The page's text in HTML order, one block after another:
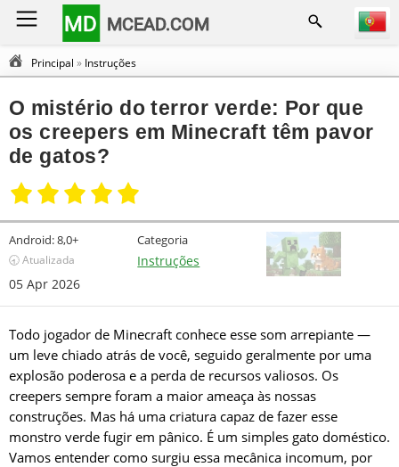
MD MCEAD.COM
Principal » Instruções
O mistério do terror verde: Por que
os creepers em Minecraft têm pavor
de gatos?
Android:8,0+
🕣 Atualizada
05 Apr 2026
Categoria
Instruções
Todo jogador de Minecraft conhece esse som arrepiante —
um leve chiado atrás de você, seguido geralmente por uma
explosão poderosa e a perda de recursos valiosos. Os
creepers sempre foram a maior ameaça às nossas
construções. Mas há uma criatura capaz de fazer esse
monstro verde fugir em pânico. É um simples gato doméstico.
Vamos entender como surgiu essa mecânica incomum, por